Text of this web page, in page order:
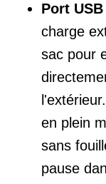
Port
charge
sac pour
en plein
sans
pause